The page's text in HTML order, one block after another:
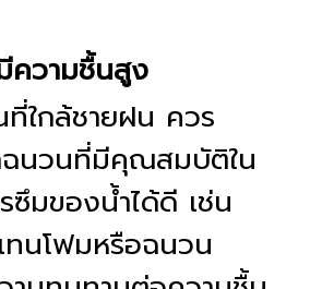
วามชื้นสูง
ใกล้ชายฝน ควร
นวนที่มีคุณสมบัติใน
ซึมของน้ำได้ดี เช่น
นโฟมหรือฉนวน